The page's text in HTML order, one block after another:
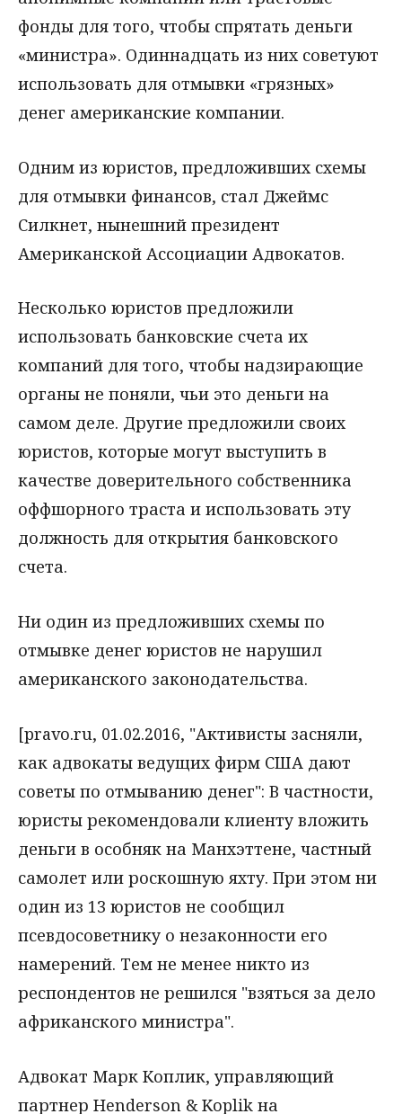
фонды для того, чтобы спрятать деньги
«министра». Одиннадцать из них советуют
использовать для отмывки «грязных»
денег американские компании.
Одним из юристов, предложивших схемы
для отмывки финансов, стал Джеймс
Силкнет, нынешний президент
Американской Ассоциации Адвокатов.
Несколько юристов предложили
использовать банковские счета их
компаний для того, чтобы надзирающие
органы не поняли, чьи это деньги на
самом деле. Другие предложили своих
юристов, которые могут выступить в
качестве доверительного собственника
оффшорного траста и использовать эту
должность для открытия банковского
счета.
Ни один из предложивших схемы по
отмывке денег юристов не нарушил
американского законодательства.
[pravo.ru, 01.02.2016, "Активисты засняли,
как адвокаты ведущих фирм США дают
советы по отмыванию денег": В частности,
юристы рекомендовали клиенту вложить
деньги в особняк на Манхэттене, частный
самолет или роскошную яхту. При этом ни
один из 13 юристов не сообщил
псевдосоветнику о незаконности его
намерений. Тем не менее никто из
респондентов не решился "взяться за дело
африканского министра".
Адвокат Марк Коплик, управляющий
партнер Henderson & Koplik на